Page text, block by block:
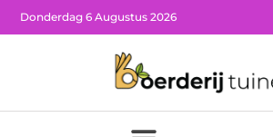
Donderdag 6 Augustus 2026